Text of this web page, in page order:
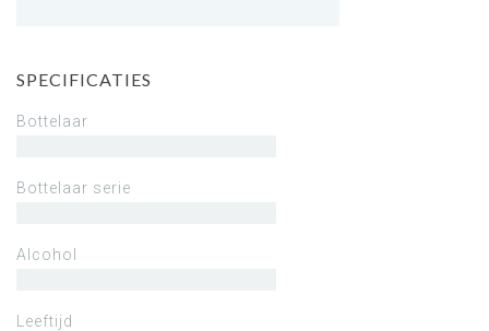
SPECIFICATIES
Bottelaar
Bottelaar serie
Alcohol
Leeftijd